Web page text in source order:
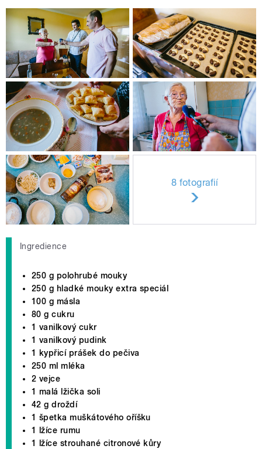
8 fotografií
Ingredience
250 g polohrubé mouky
250 g hladké mouky extra speciál
100 g másla
80 g cukru
1 vanilkový cukr
1 vanilkový pudink
1 kypřicí prášek do pečiva
250 ml mléka
2 vejce
1 malá lžička soli
42 g droždí
1 špetka muškátového oříšku
1 lžíce rumu
1 lžíce strouhané citronové kůry